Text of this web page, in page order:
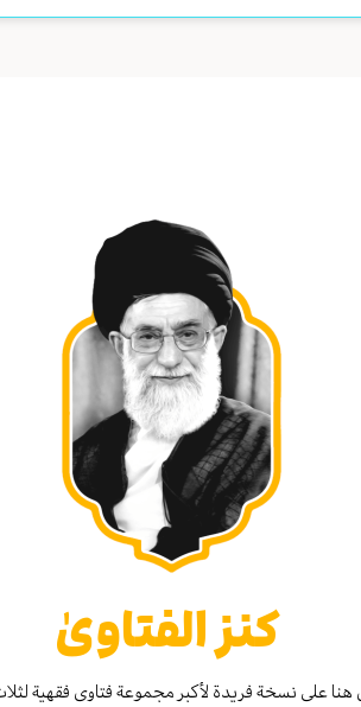
كنز الفتاوىٰ
على نسخة فريدة لأكبر مجموعة فتاوى فقهية